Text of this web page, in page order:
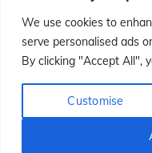
We use cookies to
serve personalised ads
By clicking "Accept All",
Customise
BTW -
© Perfectekat.nl
ALGEMENE